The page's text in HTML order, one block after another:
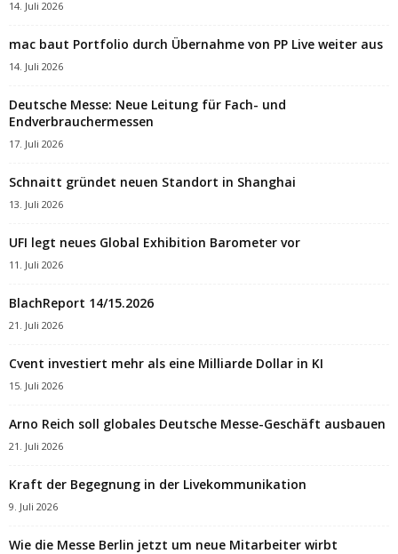
14. Juli 2026
mac baut Portfolio durch Übernahme von PP Live weiter aus
14. Juli 2026
Deutsche Messe: Neue Leitung für Fach- und
Endverbrauchermessen
17. Juli 2026
Schnaitt gründet neuen Standort in Shanghai
13. Juli 2026
UFI legt neues Global Exhibition Barometer vor
11. Juli 2026
BlachReport 14/15.2026
21. Juli 2026
Cvent investiert mehr als eine Milliarde Dollar in KI
15. Juli 2026
Arno Reich soll globales Deutsche Messe-Geschäft ausbauen
21. Juli 2026
Kraft der Begegnung in der Livekommunikation
9. Juli 2026
Wie die Messe Berlin jetzt um neue Mitarbeiter wirbt